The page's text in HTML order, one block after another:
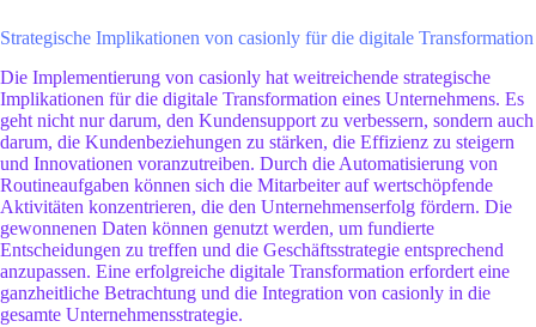
Strategische Implikationen von casionly für die digitale Transformation
Die Implementierung von casionly hat weitreichende strategische
Implikationen für die digitale Transformation eines Unternehmens. Es
geht nicht nur darum, den Kundensupport zu verbessern, sondern auch
darum, die Kundenbeziehungen zu stärken, die Effizienz zu steigern
und Innovationen voranzutreiben. Durch die Automatisierung von
Routineaufgaben können sich die Mitarbeiter auf wertschöpfende
Aktivitäten konzentrieren, die den Unternehmenserfolg fördern. Die
gewonnenen Daten können genutzt werden, um fundierte
Entscheidungen zu treffen und die Geschäftsstrategie entsprechend
anzupassen. Eine erfolgreiche digitale Transformation erfordert eine
ganzheitliche Betrachtung und die Integration von casionly in die
gesamte Unternehmensstrategie.